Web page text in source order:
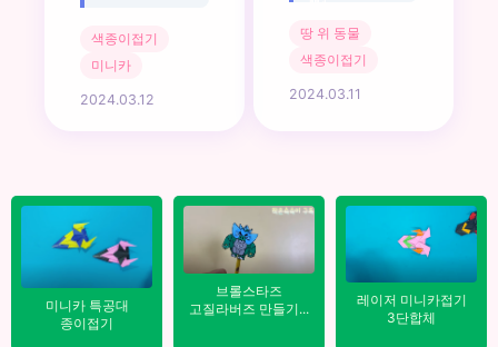
색종이접기
미니카
2024.03.12
땅 위 동물
색종이접기
2024.03.11
미니카 특공대
종이접기
브롤스타즈
고질라버즈 만들기...
레이저 미니카접기
3단합체